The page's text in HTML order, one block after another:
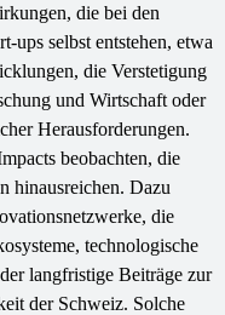
die bei den
ups selbst entstehen, etwa
die Verstetigung
und Wirtschaft oder
Herausforderungen.
beobachten, die
hinausreichen. Dazu
die
technologische
langfristige Beiträge zur
der Schweiz. Solche